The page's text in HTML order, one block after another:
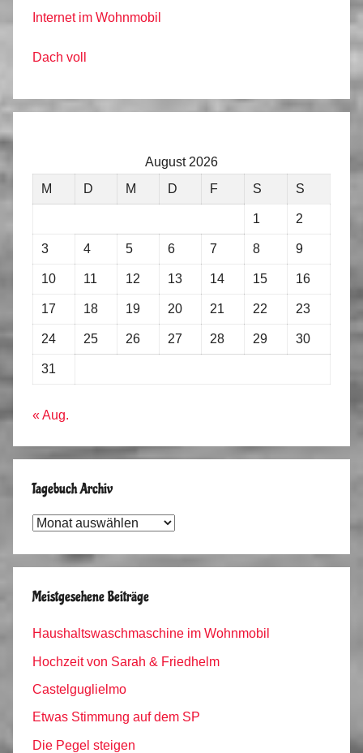
Internet im Wohnmobil
Dach voll
August 2026
M
D M D F S S
1 2
3 4 5 6 7 8 9
10 11 12 13 14 15 16
17 18 19 20 21 22 23
24 25 26 27 28 29 30
31
« Aug.
Tagebuch Archiv
Tagebuch
Meistgesehene Beiträge
Haushaltswaschmaschine im Wohnmobil
Hochzeit von Sarah & Friedhelm
Castelguglielmo
Etwas Stimmung auf dem SP
Die Pegel steigen